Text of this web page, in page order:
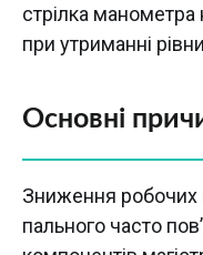
стрілка
при утриманні
Основні
Зниження робочих
пального часто